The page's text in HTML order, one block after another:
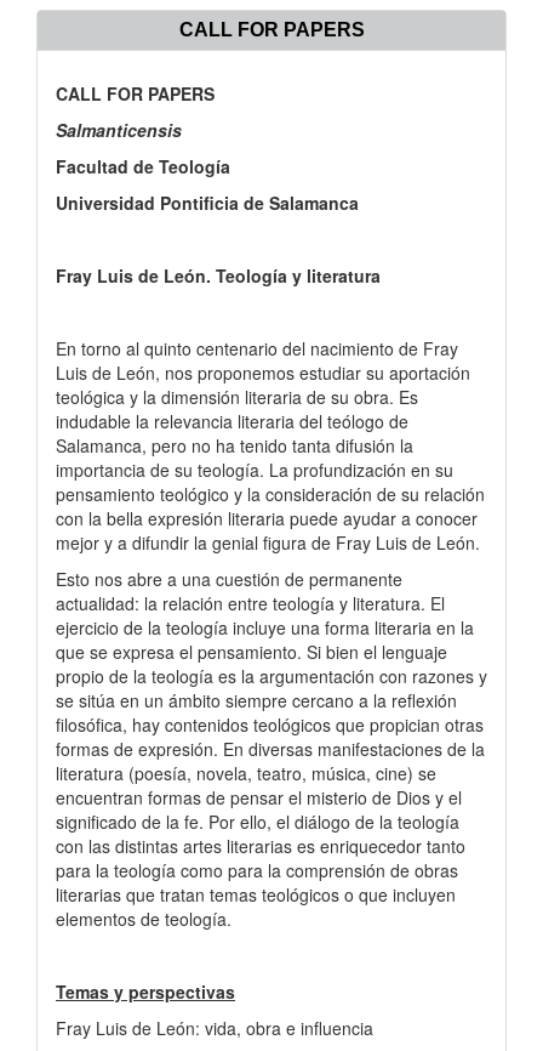
CALL FOR PAPERS
CALL FOR PAPERS
Salmanticensis
Facultad de Teología
Universidad Pontificia de Salamanca
Fray Luis de León. Teología y literatura
En torno al quinto centenario del nacimiento de Fray
Luis de León, nos proponemos estudiar su aportación
teológica y la dimensión literaria de su obra. Es
indudable la relevancia literaria del teólogo de
Salamanca, pero no ha tenido tanta difusión la
importancia de su teología. La profundización en su
pensamiento teológico y la consideración de su relación
con la bella expresión literaria puede ayudar a conocer
mejor y a difundir la genial figura de Fray Luis de León.
Esto nos abre a una cuestión de permanente
actualidad: la relación entre teología y literatura. El
ejercicio de la teología incluye una forma literaria en la
que se expresa el pensamiento. Si bien el lenguaje
propio de la teología es la argumentación con razones y
se sitúa en un ámbito siempre cercano a la reflexión
filosófica, hay contenidos teológicos que propician otras
formas de expresión. En diversas manifestaciones de la
literatura (poesía, novela, teatro, música, cine) se
encuentran formas de pensar el misterio de Dios y el
significado de la fe. Por ello, el diálogo de la teología
con las distintas artes literarias es enriquecedor tanto
para la teología como para la comprensión de obras
literarias que tratan temas teológicos o que incluyen
elementos de teología.
Temas y perspectivas
Fray Luis de León: vida, obra e influencia